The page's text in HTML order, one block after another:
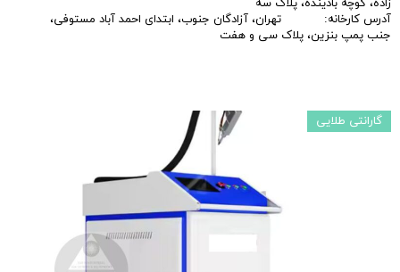
زاده، کوچه بادینده، پلاک سه
آدرس کارخانه: تهران، آزادگان جنوب، ابتدای احمد آباد مستوفی،
جنب پمپ بنزین، پلاک سی و هفت
گارانتی طلایی